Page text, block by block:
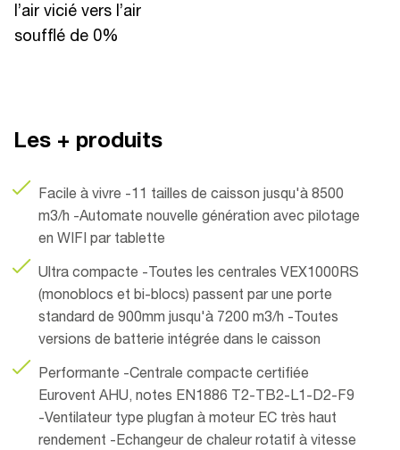
l’air vicié vers l’air
soufflé de 0%
Les + produits
Facile à vivre -11 tailles de caisson jusqu'à 8500
m3/h -Automate nouvelle génération avec pilotage
en WIFI par tablette
Ultra compacte -Toutes les centrales VEX1000RS
(monoblocs et bi-blocs) passent par une porte
standard de 900mm jusqu'à 7200 m3/h -Toutes
versions de batterie intégrée dans le caisson
Performante -Centrale compacte certifiée
Eurovent AHU, notes EN1886 T2-TB2-L1-D2-F9
-Ventilateur type plugfan à moteur EC très haut
rendement -Echangeur de chaleur rotatif à vitesse